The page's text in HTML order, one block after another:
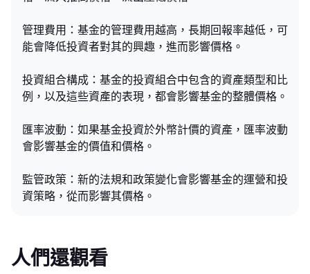
管理費用：基金的管理費用越高，長期回報率越低，可
能會降低投資者對其的興趣，進而影響價格。
投資組合構成：基金的投資組合中包含的資產類型和比
例，以及這些資產的表現，都會影響基金的整體價格。
匯率波動：如果基金投資於外幣計價的資產，匯率波動
會影響基金的價值和價格。
監管政策：新的法規和政策變化會影響基金的運營和投
資策略，從而影響其價格。
人們還觀看